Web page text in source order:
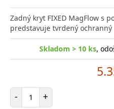
Zadný kryt FIXED MagFlow s
predstavuje tvrdený ochranný
Skladom > 10 ks,
- Počet položiek
+